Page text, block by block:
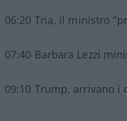
06:20 Tria, il ministro
07:40 Barbara Lezzi
09:10 Trump, arrivano i